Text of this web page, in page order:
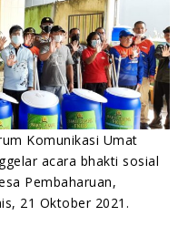
Komunikasi Umat
acara bhakti sosial
Pembaharuan,
21 Oktober 2021.